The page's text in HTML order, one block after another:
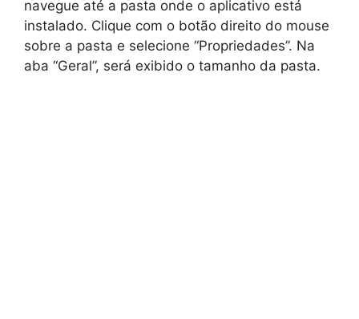
navegue até a pasta onde o aplicativo está
instalado. Clique com o botão direito do mouse
sobre a pasta e selecione “Propriedades”. Na
aba “Geral”, será exibido o tamanho da pasta.